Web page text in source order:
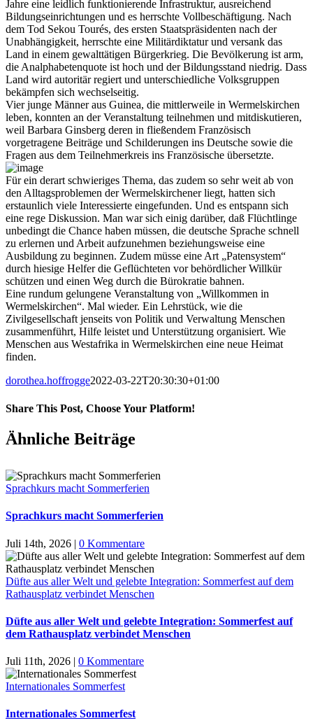
Jahre eine leidlich funktionierende Infrastruktur, ausreichend
Bildungseinrichtungen und es herrschte Vollbeschäftigung. Nach
dem Tod Sekou Tourés, des ersten Staatspräsidenten nach der
Unabhängigkeit, herrschte eine Militärdiktatur und versank das
Land in einem gewalttätigen Bürgerkrieg. Die Bevölkerung ist arm,
die Analphabetenquote ist hoch und der Bildungsstand niedrig. Dass
Land wird autoritär regiert und unterschiedliche Volksgruppen
bekämpfen sich wechselseitig.
Vier junge Männer aus Guinea, die mittlerweile in Wermelskirchen
leben, konnten an der Veranstaltung teilnehmen und mitdiskutieren,
weil Barbara Ginsberg deren in fließendem Französisch
vorgetragene Beiträge und Schilderungen ins Deutsche sowie die
Fragen aus dem Teilnehmerkreis ins Französische übersetzte.
Für ein derart schwieriges Thema, das zudem so sehr weit ab von
den Alltagsproblemen der Wermelskirchener liegt, hatten sich
erstaunlich viele Interessierte eingefunden. Und es entspann sich
eine rege Diskussion. Man war sich einig darüber, daß Flüchtlinge
unbedingt die Chance haben müssen, die deutsche Sprache schnell
zu erlernen und Arbeit aufzunehmen beziehungsweise eine
Ausbildung zu beginnen. Zudem müsse eine Art „Patensystem“
durch hiesige Helfer die Geflüchteten vor behördlicher Willkür
schützen und einen Weg durch die Bürokratie bahnen.
Eine rundum gelungene Veranstaltung von „Willkommen in
Wermelskirchen“. Mal wieder. Ein Lehrstück, wie die
Zivilgesellschaft jenseits von Politik und Verwaltung Menschen
zusammenführt, Hilfe leistet und Unterstützung organisiert. Wie
Menschen aus Westafrika in Wermelskirchen eine neue Heimat
finden.
dorothea.hoffrogge2022-03-22T20:30:30+01:00
Share This Post, Choose Your Platform!
Facebook
X
LinkedIn
Tumblr
Pinterest
Ähnliche Beiträge
Sprachkurs macht Sommerferien
Sprachkurs macht Sommerferien
Juli 14th, 2026 | 0 Kommentare
Düfte aus aller Welt und gelebte Integration: Sommerfest auf dem
Rathausplatz verbindet Menschen
Düfte aus aller Welt und gelebte Integration: Sommerfest auf
dem Rathausplatz verbindet Menschen
Juli 11th, 2026 | 0 Kommentare
Internationales Sommerfest
Internationales Sommerfest